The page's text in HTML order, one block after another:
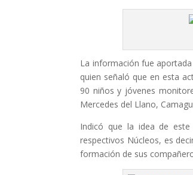
La información fue
quien señaló que en esta
90 niños y jóvenes
Mercedes del Llano,
Indicó que la idea de
respectivos Núcleos, es
formación de sus